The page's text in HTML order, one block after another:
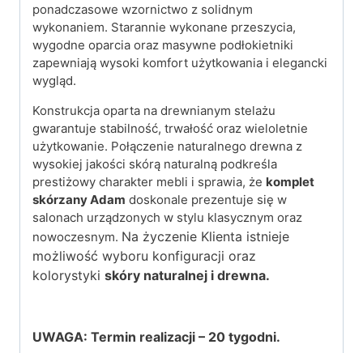
ponadczasowe wzornictwo z solidnym
wykonaniem. Starannie wykonane przeszycia,
wygodne oparcia oraz masywne podłokietniki
zapewniają wysoki komfort użytkowania i elegancki
wygląd.
Konstrukcja oparta na drewnianym stelażu
gwarantuje stabilność, trwałość oraz wieloletnie
użytkowanie. Połączenie naturalnego drewna z
wysokiej jakości skórą naturalną podkreśla
prestiżowy charakter mebli i sprawia, że komplet
skórzany Adam doskonale prezentuje się w
salonach urządzonych w stylu klasycznym oraz
nowoczesnym. Na życzenie Klienta istnieje
możliwość wyboru konfiguracji oraz
kolorystyki skóry naturalnej i drewna.
UWAGA: Termin realizacji – 20 tygodni.